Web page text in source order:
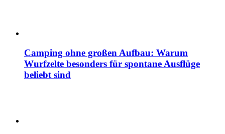
Camping ohne großen Aufbau: Warum
Wurfzelte besonders für spontane Ausflüge
beliebt sind